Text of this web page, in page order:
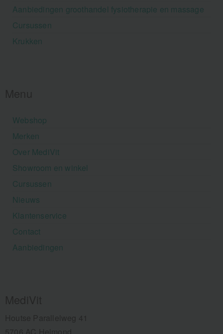
Aanbiedingen groothandel fysiotherapie en massage
Cursussen
Krukken
Webshop
Merken
Over MediVit
Showroom en winkel
Cursussen
Nieuws
Klantenservice
Contact
Aanbiedingen